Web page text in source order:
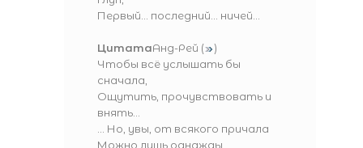
Первый... последний... ничей...
ЦитатаАнд-Рей (
)
Чтобы всё услышать бы
сначала,
Ощутить, прочувствовать и
внять...
... Но, увы, от всякого причала
Можно лишь однажды